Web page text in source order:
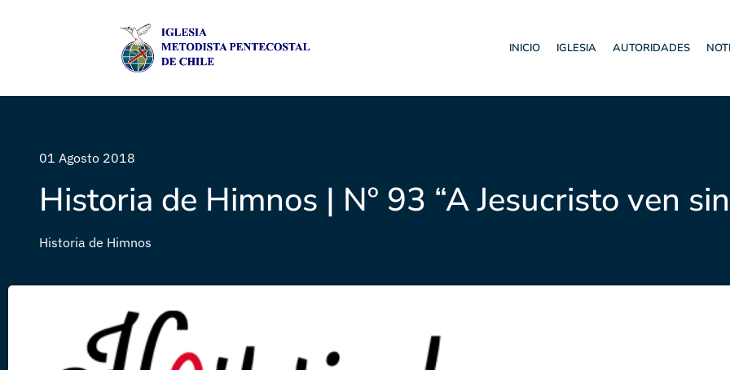
INICIO IGLESIA AUTORIDADES
01 Agosto 2018
Historia de Himnos | Nº 93 “A Jesucristo ven
Historia de Himnos